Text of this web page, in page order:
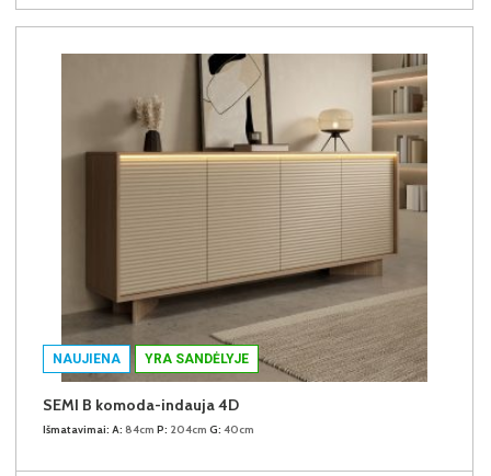
NAUJIENA YRA SANDĖLYJE
SEMI B komoda-indauja 4D
Išmatavimai: A: 84cm P: 204cm G: 40cm